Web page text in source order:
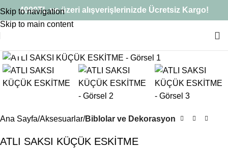
Skip to navigation
Skip to main content
4000TL ve üzeri alışverişlerinizde Ücretsiz Kargo!
Ana Sayfa Aksesuarlar Biblolar ve Dekorasyon
ATLI SAKSI KÜÇÜK ESKİTME
Sepetinizdeki 2. Ürün Şimdi %50 İndirimli!